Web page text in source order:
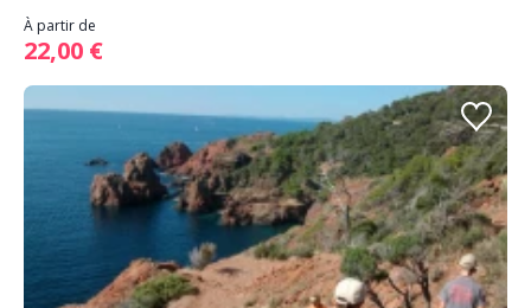
À partir de
22,00 €